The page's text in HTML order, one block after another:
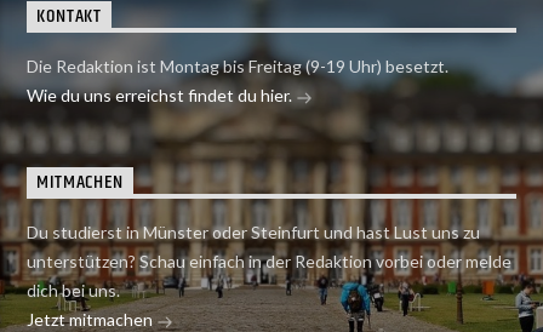
KONTAKT
Die Redaktion ist Montag bis Freitag (9-19 Uhr) besetzt.
Wie du uns erreichst findet du hier.
MITMACHEN
Du studierst in Münster oder Steinfurt und hast Lust uns zu
unterstützen? Schau einfach in der Redaktion vorbei oder melde
dich bei uns.
Jetzt mitmachen